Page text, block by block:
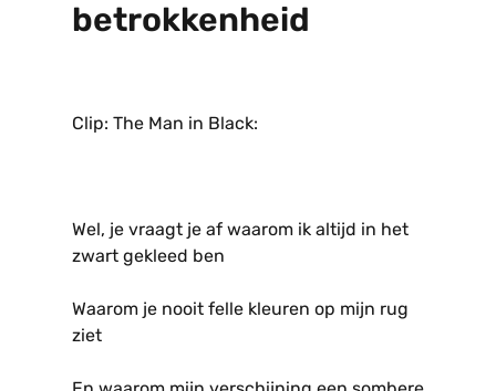
betrokkenheid
Clip: The Man in Black:
Wel, je vraagt je af waarom ik altijd in het
zwart gekleed ben
Waarom je nooit felle kleuren op mijn rug
ziet